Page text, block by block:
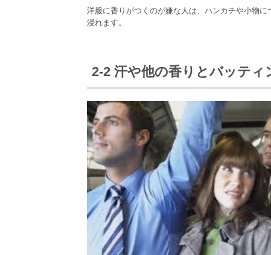
洋服に香りがつくのが嫌な人は、ハンカチや小物
浸れます。
2-2 汗や他の香りとバッティ